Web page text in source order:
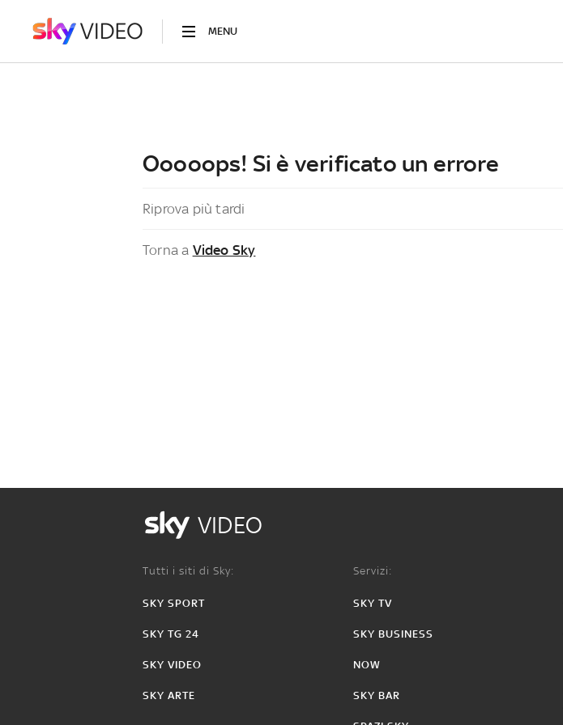
MENU
Ooooops! Si è verificato un errore
Riprova più tardi
Torna a Video Sky
VIDEO
Tutti i siti di Sky:
SKY SPORT
SKY TG 24
SKY VIDEO
SKY ARTE
Servizi:
SKY TV
SKY BUSINESS
NOW
SKY BAR